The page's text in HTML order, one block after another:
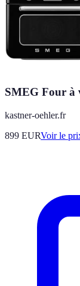
SMEG Four à
kastner-oehler.fr
899 EURVoir le